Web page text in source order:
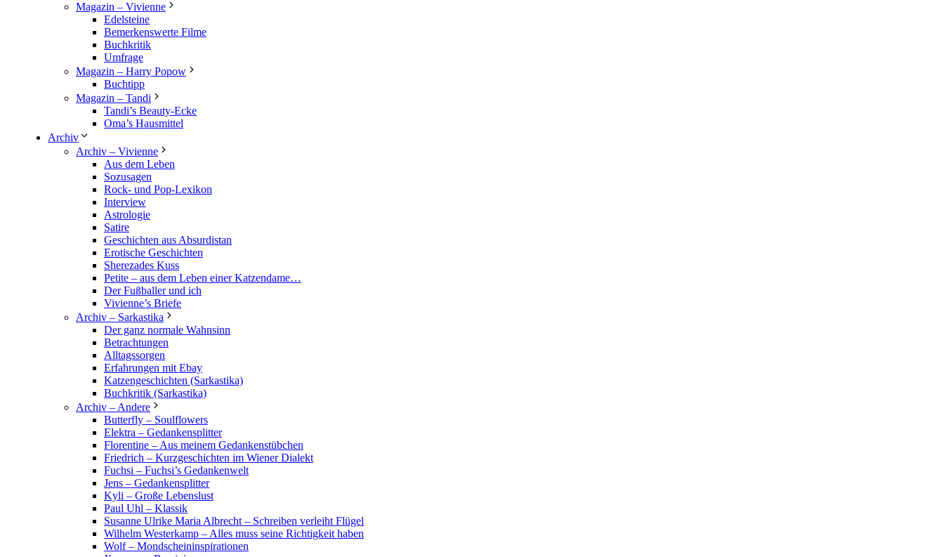
Magazin – Vivienne
Edelsteine
Bemerkenswerte Filme
Buchkritik
Umfrage
Magazin – Harry Popow
Buchtipp
Magazin – Tandi
Tandi’s Beauty-Ecke
Oma’s Hausmittel
Archiv
Archiv – Vivienne
Aus dem Leben
Sozusagen
Rock- und Pop-Lexikon
Interview
Astrologie
Satire
Geschichten aus Absurdistan
Erotische Geschichten
Sherezades Kuss
Petite – aus dem Leben einer Katzendame…
Der Fußballer und ich
Vivienne’s Briefe
Archiv – Sarkastika
Der ganz normale Wahnsinn
Betrachtungen
Alltagssorgen
Erfahrungen mit Ebay
Katzengeschichten (Sarkastika)
Buchkritik (Sarkastika)
Archiv – Andere
Butterfly – Soulflowers
Elektra – Gedankensplitter
Florentine – Aus meinem Gedankenstübchen
Friedrich – Kurzgeschichten im Wiener Dialekt
Fuchsi – Fuchsi’s Gedankenwelt
Jens – Gedankensplitter
Kyli – Große Lebenslust
Paul Uhl – Klassik
Susanne Ulrike Maria Albrecht – Schreiben verleiht Flügel
Wilhelm Westerkamp – Alles muss seine Richtigkeit haben
Wolf – Mondscheininspirationen